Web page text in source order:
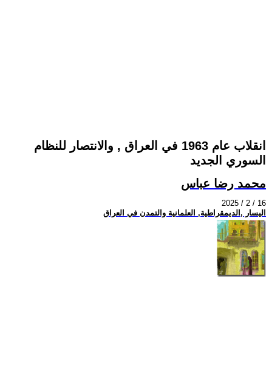
انقلاب عام 1963 في العراق , والانتصار للنظام
السوري الجديد
محمد رضا عباس
2025 / 2 / 16
اليسار ,الديمقراطية, العلمانية والتمدن في العراق